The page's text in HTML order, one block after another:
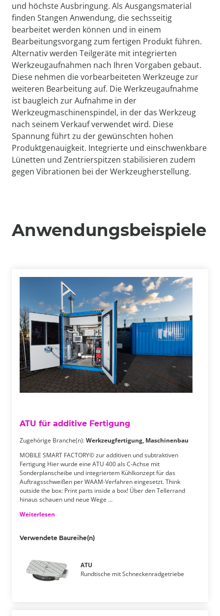
und höchste Ausbringung. Als Ausgangsmaterial
finden Stangen Anwendung, die sechsseitig
bearbeitet werden können und in einem
Bearbeitungsvorgang zum fertigen Produkt führen.
Alternativ werden Teilgeräte mit integrierten
Werkzeugaufnahmen nach Ihren Vorgaben gebaut.
Diese nehmen die vorbearbeiteten Werkzeuge zur
weiteren Bearbeitung auf. Die Werkzeugaufnahme
ist baugleich zur Aufnahme in der
Werkzeugmaschinenspindel, in der das Werkzeug
nach seinem Verkauf verwendet wird. Diese
Spannung führt zu der gewünschten hohen
Produktgenauigkeit. Integrierte und einschwenkbare
Lünetten und Zentrierspitzen stabilisieren zudem
gegen Vibrationen bei der Werkzeugherstellung.
Anwendungsbeispiele
ATU für additive Fertigung
Zugehörige Branche(n):Werkzeugfertigung, Maschinenbau
MOBILE SMART FACTORY© zur ​additiven und subtraktiven
Fertigung​ Hier wurde eine ATU 400 als C-Achse mit
Sonderplanscheibe und integriertem Kühlkonzept für das
Auftragsschweißen per WAAM-Verfahren​ eingesetzt. Think
outside the box: Print parts inside a box!​ Über den Tellerrand
hinaus schauen und neue Wege …
Weiterlesen
Verwendete Baureihe(n)
ATU
Rundtische mit Schneckenradgetriebe